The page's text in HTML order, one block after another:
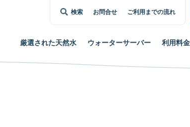
厳選された天然水 ウォーターサーバー 利用料金
検索 お問合せ ご利用までの流れ